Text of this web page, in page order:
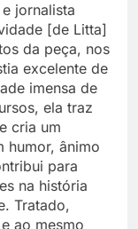
jornalista
[de Litta]
da peça, nos
excelente de
imensa de
ela traz
cria um
humor, ânimo
para
na história
Tratado,
ao mesmo